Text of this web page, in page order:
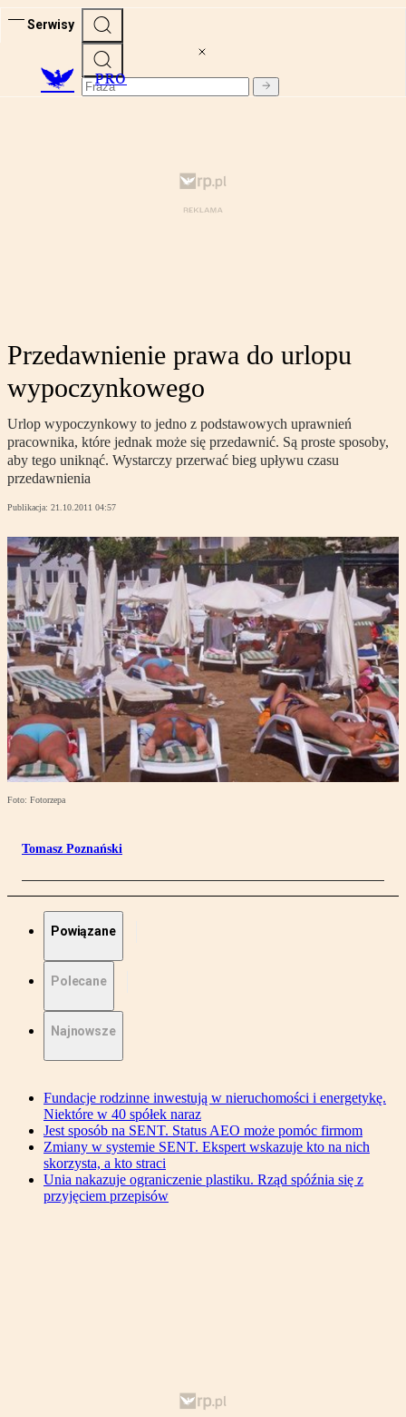
Serwisy
PRO
Przedawnienie prawa do urlopu
wypoczynkowego
Urlop wypoczynkowy to jedno z podstawowych uprawnień
pracownika, które jednak może się przedawnić. Są proste sposoby,
aby tego uniknąć. Wystarczy przerwać bieg upływu czasu
przedawnienia
Publikacja: 21.10.2011 04:57
Foto: Fotorzepa
Tomasz Poznański
Powiązane
Polecane
Najnowsze
Fundacje rodzinne inwestują w nieruchomości i energetykę.
Niektóre w 40 spółek naraz
Jest sposób na SENT. Status AEO może pomóc firmom
Zmiany w systemie SENT. Ekspert wskazuje kto na nich
skorzysta, a kto straci
Unia nakazuje ograniczenie plastiku. Rząd spóźnia się z
przyjęciem przepisów